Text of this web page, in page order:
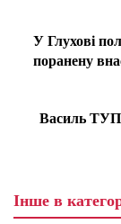
У Глухові
поранену
Василь
Інше в